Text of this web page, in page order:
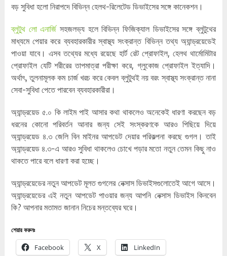
বড় সুবিধা হলো নিরাপদে বিভিন্ন হেলথ-রিলেটেড ডিভাইসের সঙ্গে কানেকশন।
ব্লুটুথ লো এনার্জিসহজলভ্য হলে বিভিন্ন ফিজিক্যাল ডিভাইসের সঙ্গে ব্লুটুথের
মাধ্যমে পেয়ার করে ব্যবহারকারীর স্বাস্থ্য সংক্রান্ত বিভিন্ন তথ্য অ্যান্ড্রয়েডেই
পাওয়া যাবে। এসব তথ্যের মধ্যে রয়েছে হার্ট রেট প্রোফাইল, হেলথ থার্মোমিটার
প্রোফাইল যেটি শরীরের তাপমাত্রা পরীক্ষা করে, গ্লুকোজ প্রোফাইল ইত্যাদি।
অর্থাৎ, তুলনামূলক কম চার্জ খরচ করে কেবল ব্লুটুথই নয় বরং স্বাস্থ্য সংক্রান্ত নানা
সেবা-সুবিধা পেতে পারবেন ব্যবহারকারীরা।
অ্যান্ড্রয়েড ৫.০ কি লাইম পাই আসার কথা থাকলেও অনেকেই ধারণা করছেন বড়
ধরনের কোনো পরিবর্তন আনার জন্য সেই সংস্করণকে আরও পিছিয়ে দিয়ে
অ্যান্ড্রয়েড ৪.৩ জেলি বিন মাইনর আপডেট দেয়ার পরিকল্পনা করছে গুগল। তাই
অ্যান্ড্রয়েড ৪.৩-এ আরও সুবিধা থাকলেও চোখে পড়ার মতো নতুন তেমন কিছু নাও
থাকতে পারে বলে ধারণা করা হচ্ছে।
অ্যান্ড্রয়েডের নতুন আপডেট মূলত গুগলের নেক্সাস ডিভাইসগুলোতেই আগে আসে।
অ্যান্ড্রয়েডের এই নতুন আপডেট পাওয়ার জন্য আপনি নেক্সাস ডিভাইস কিনবেন
কি? আপনার মতামত জানান নিচের মন্তব্যের ঘরে।
শেয়ার করুনঃ
Facebook X LinkedIn